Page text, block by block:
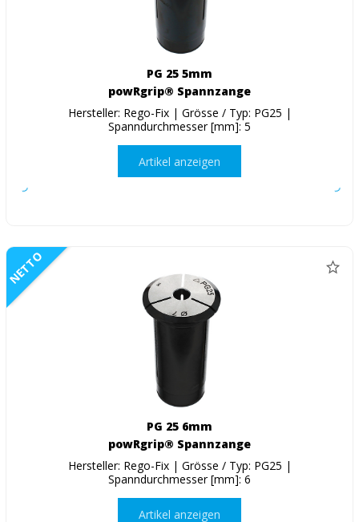
PG 25 5mm
powRgrip® Spannzange
Hersteller: Rego-Fix | Grösse / Typ: PG25 |
Spanndurchmesser [mm]: 5
Artikel anzeigen
NETTO
PG 25 6mm
powRgrip® Spannzange
Hersteller: Rego-Fix | Grösse / Typ: PG25 |
Spanndurchmesser [mm]: 6
Artikel anzeigen